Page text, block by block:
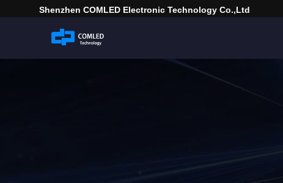
Shenzhen COMLED Electronic Technology Co.,ltd